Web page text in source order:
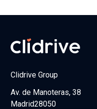
Clidrive Group
Av. de Manoteras, 38
Madrid28050